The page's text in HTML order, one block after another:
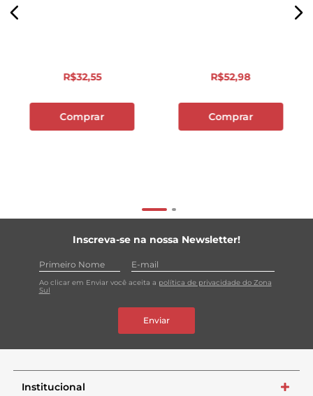
R$32,55
Comprar
R$52,98
Comprar
Inscreva-se na nossa Newsletter!
Ao clicar em Enviar você aceita a política de privacidade do Zona
Sul
Enviar
Institucional +